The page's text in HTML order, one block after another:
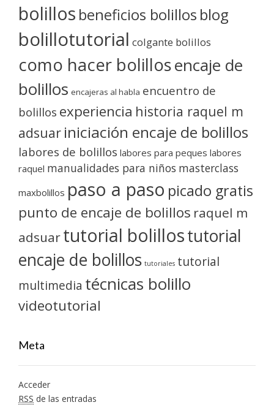
bolillos beneficios bolillos blog
bolillotutorial colgante bolillos
como hacer bolillosencaje de
bolillos encajeras al habla encuentro de
bolillos experiencia historia raquel m
adsuar iniciación encaje de bolillos
labores de bolillos labores para peques labores
raquel manualidades para niños masterclass
maxbolillos paso a paso picado gratis
punto de encaje de bolillos raquel m
adsuartutorial bolillostutorial
encaje de bolillos tutoriales tutorial
multimedia técnicas bolillo
videotutorial
Meta
Acceder
RSS de las entradas